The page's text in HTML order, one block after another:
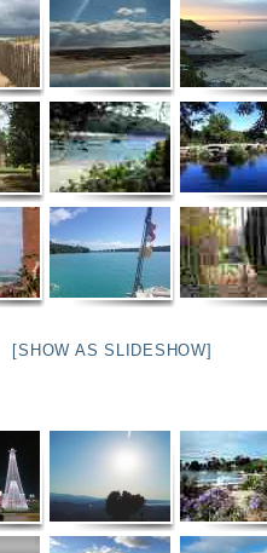
[SHOW AS SLIDESHOW]